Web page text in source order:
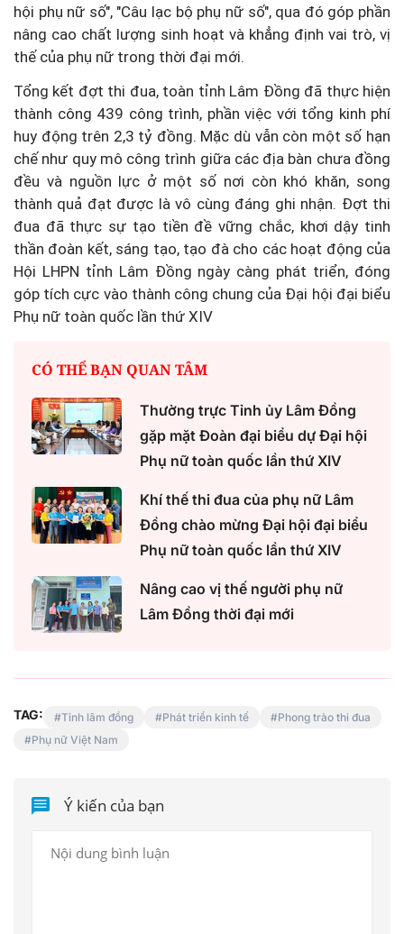
hội phụ nữ số", "Câu lạc bộ phụ nữ số", qua đó góp phần
nâng cao chất lượng sinh hoạt và khẳng định vai trò, vị
thế của phụ nữ trong thời đại mới.
Tổng kết đợt thi đua, toàn tỉnh Lâm Đồng đã thực hiện
thành công 439 công trình, phần việc với tổng kinh phí
huy động trên 2,3 tỷ đồng. Mặc dù vẫn còn một số hạn
chế như quy mô công trình giữa các địa bàn chưa đồng
đều và nguồn lực ở một số nơi còn khó khăn, song
thành quả đạt được là vô cùng đáng ghi nhận. Đợt thi
đua đã thực sự tạo tiền đề vững chắc, khơi dậy tinh
thần đoàn kết, sáng tạo, tạo đà cho các hoạt động của
Hội LHPN tỉnh Lâm Đồng ngày càng phát triển, đóng
góp tích cực vào thành công chung của Đại hội đại biểu
Phụ nữ toàn quốc lần thứ XIV
CÓ THỂ BẠN QUAN TÂM
Thường trực Tỉnh ủy Lâm Đồng
gặp mặt Đoàn đại biểu dự Đại hội
Phụ nữ toàn quốc lần thứ XIV
Khí thế thi đua của phụ nữ Lâm
Đồng chào mừng Đại hội đại biểu
Phụ nữ toàn quốc lần thứ XIV
Nâng cao vị thế người phụ nữ
Lâm Đồng thời đại mới
TAG: Tỉnh lâm đồng Phát triển kinh tế
Phong trào thi đua
Phụ nữ Việt Nam
Ý kiến của bạn